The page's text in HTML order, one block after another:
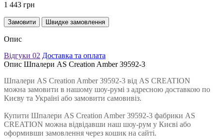
1 443 грн
Замовити Швидке замовлення
Опис
Відгуки 02 Доставка та оплата
Опис Шпалери AS Creation Amber 39592-3
Шпалери AS Creation Amber 39592-3 від AS CREATION
можна замовити в нашому шоу-румі з адресною доставкою по
Києву та Україні або замовити самовивіз.
Купити Шпалери AS Creation Amber 39592-3 фабрики AS
CREATION можна відвідавши наш шоу-рум у Києві або
оформивши замовлення через кошик на сайті.